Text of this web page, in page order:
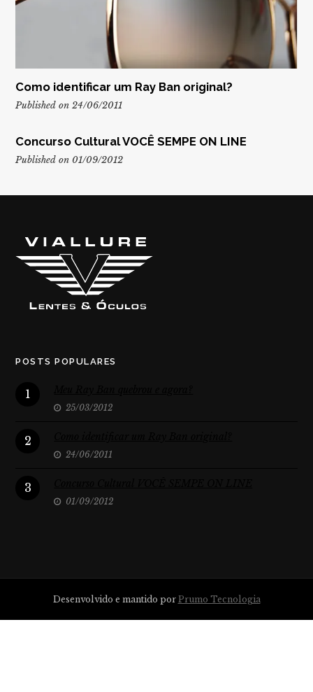
Como identificar um Ray Ban original?
Published on 24/06/2011
Concurso Cultural VOCÊ SEMPE ON LINE
Published on 01/09/2012
POSTS POPULARES
1
25/03/2012
2
24/06/2011
3
01/09/2012
Desenvolvido e mantido por Prumo Tecnologia